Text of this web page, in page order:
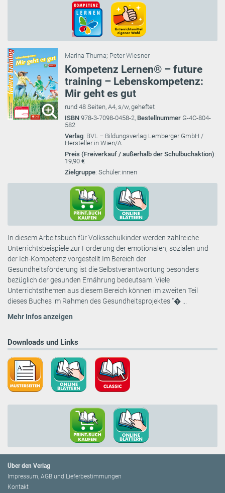
Marina Thuma; Peter Wiesner
Kompetenz Lernen® – future
training – Lebenskompetenz:
Mir geht es gut
rund 48 Seiten, A4, s/w, geheftet
ISBN 978-3-7098-0458-2, Bestellnummer G-4C-804-
582
Verlag: BVL – Bildungsverlag Lemberger GmbH /
Hersteller in Wien/A
Preis (Freiverkauf / außerhalb der Schulbuchaktion):
19,90 €
Zielgruppe: Schüler:innen
In diesem Arbeitsbuch für Volksschulkinder werden zahlreiche
Unterrichtsbeispiele zur Förderung der emotionalen, sozialen und
der Ich-Kompetenz vorgestellt.Im Bereich der
Gesundheitsförderung ist die Selbstverantwortung besonders
bezüglich der gesunden Ernährung bedeutsam. Viele
Unterrichtsthemen aus diesem Bereich können im zweiten Teil
dieses Buches im Rahmen des Gesundheitsprojektes “� ...
Mehr Infos anzeigen
Downloads und Links
Über den Verlag
Impressum, AGB und Lieferbestimmungen
Kontakt